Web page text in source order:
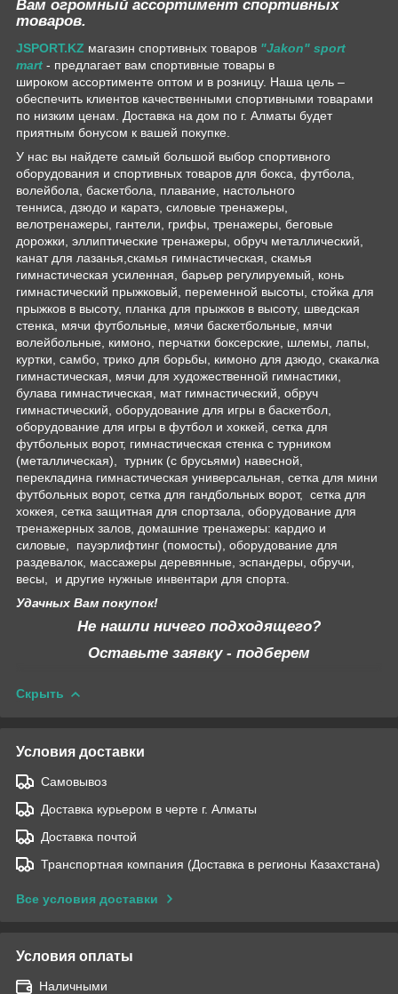
Вам огромный ассортимент спортивных
товаров.
JSPORT.KZ магазин спортивных товаров "Jakon" sport
mart - предлагает вам спортивные товары в
широком ассортименте оптом и в розницу. Наша цель –
обеспечить клиентов качественными спортивными товарами
по низким ценам. Доставка на дом по г. Алматы будет
приятным бонусом к вашей покупке.
У нас вы найдете самый большой выбор спортивного
оборудования и спортивных товаров для бокса, футбола,
волейбола, баскетбола, плавание, настольного
тенниса, дзюдо и каратэ, силовые тренажеры,
велотренажеры, гантели, грифы, тренажеры, беговые
дорожки, эллиптические тренажеры, обруч металлический,
канат для лазанья,скамья гимнастическая, скамья
гимнастическая усиленная, барьер регулируемый, конь
гимнастический прыжковый, переменной высоты, стойка для
прыжков в высоту, планка для прыжков в высоту, шведская
стенка, мячи футбольные, мячи баскетбольные, мячи
волейбольные, кимоно, перчатки боксерские, шлемы, лапы,
куртки, самбо, трико для борьбы, кимоно для дзюдо, скакалка
гимнастическая, мячи для художественной гимнастики,
булава гимнастическая, мат гимнастический, обруч
гимнастический, оборудование для игры в баскетбол,
оборудование для игры в футбол и хоккей, сетка для
футбольных ворот, гимнастическая стенка с турником
(металлическая), турник (с брусьями) навесной,
перекладина гимнастическая универсальная, сетка для мини
футбольных ворот, сетка для гандбольных ворот, сетка для
хоккея, сетка защитная для спортзала, оборудование для
тренажерных залов, домашние тренажеры: кардио и
силовые, пауэрлифтинг (помосты), оборудование для
раздевалок, массажеры деревянные, эспандеры, обручи,
весы, и другие нужные инвентари для спорта.
Удачных Вам покупок!
Не нашли ничего подходящего?
Оставьте заявку - подберем
Скрыть
Условия доставки
Самовывоз
Доставка курьером в черте г. Алматы
Доставка почтой
Транспортная компания (Доставка в регионы Казахстана)
Все условия доставки
Условия оплаты
Наличными